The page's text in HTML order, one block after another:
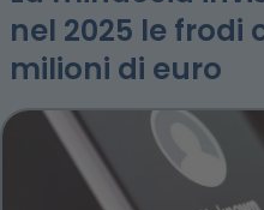
nel 2025 le frodi
milioni di euro